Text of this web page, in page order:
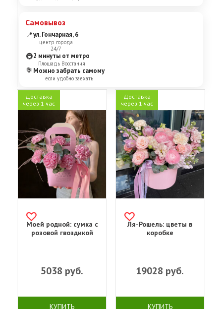
Самовывоз
📍ул. Гончарная, 6
центр города
24/7
🚇2 минуты от метро
Площадь Восстания
💐 Можно забрать самому
если удобно заехать
Доставка
через 1 час
Моей родной: сумка с
розовой гвоздикой
5038 руб.
КУПИТЬ
Доставка
через 1 час
Ля-Рошель: цветы в
коробке
19028 руб.
КУПИТЬ